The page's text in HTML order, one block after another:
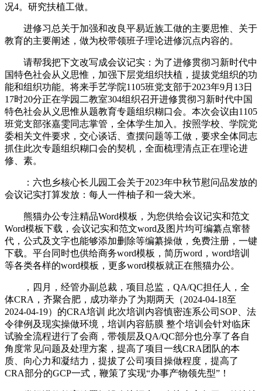
况4。研究扶植工做。
进修习总关于加强和改良平易近族工做的主要思惟、关于
教育的主要阐述，做为校带领班子理论进修沉点内容的。
请帮我把下文改写成会议记实：为了进修贯彻习新时代中
国特色社会从义思惟，加强下层党组织扶植，提拔党组织的功
能和组织功能。将来手艺学院1105班党支部于2023年9月13日
17时20分正在学园二教室304组织召开进修贯彻习新时代中国
特色社会从义思惟从题教育专题组织糊口会。本次会议由1105
班党支部张嘉雯同志掌管，全体学生加入。按照学校、学院党
委相关文件要求，交心谈话、查摆问题等工做，要求全体同志
抓住此次专题组织糊口会的契机，全面梳理清点正在理论进
修、素。
：六也乡核心长儿园工会关于2023年中秋节慰问品发放的
会议记实打算发放：每人一件柚子和一袋大米。
熊猫办公专注精品Word模板，为您供给会议记实和范文
Word模板下载，会议记实和范文word及图片均可编纂点窜替
代，公式及文字也能够添加删除等编纂操做，免费注册，一键
下载。平台同时也供给商务word模板，简历word，word培训
等各类各样的word模板，更多word模板就正在熊猫办公。
，四月，经管办副总裁，项目总监，QA/QC担任人，全
体CRA，齐聚合肥，成功举办了为期两天（2024-04-18至
2024-04-19）的CRA培训 此次培训内容慎密连系公司SOP、法
令律例及现实操做环境，培训内容筋膜 整个培训会针对临床
试验全流程进行了会商，带领层及QA/QC部分也分享了各自
角度常见问题及处理方案，提高了项目一线CRA团队的本
质、向心力和凝结力，提拔了公司项目操做程度，提高了
CRA部分的GCP一式，鞭策了实现“办事产物领先型”！